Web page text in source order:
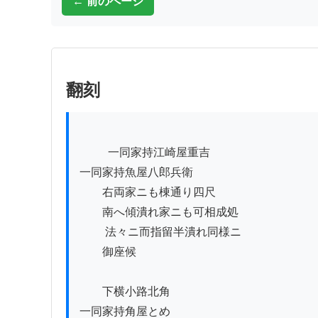
翻刻
一同家持魚屋八郎兵衛
右両家ニも棟通り四尺
南へ傾潰れ家ニも可相成処
御座候
下横小路北角
一同家持角屋とめ